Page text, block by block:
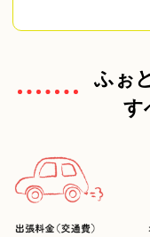
ふぉ
す